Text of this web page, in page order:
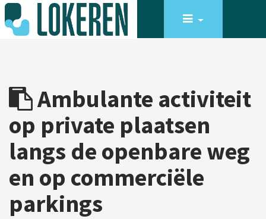
Ambulante activiteit
op private plaatsen
langs de openbare weg
en op commerciële
parkings